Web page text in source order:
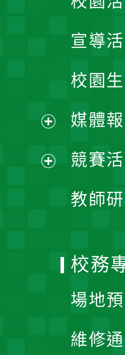
宣導
校園
媒體
競賽
教師
開
校務
場地
維修